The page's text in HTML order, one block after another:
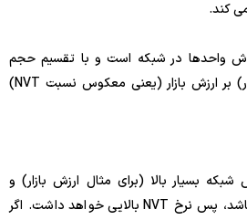
کند.
واحدها در شبکه است و با تقسیم حجم
معاملات روی زنجیره (به دلار) بر ارزش بازار (یعنی معکوس نسبت NVT)
شبکه بسیار بالا (برای مثال ارزش بازار) و
فعالیت شبکه پایین داشته باشد، پس نرخ NVT بالایی خواهد داشت. اگر